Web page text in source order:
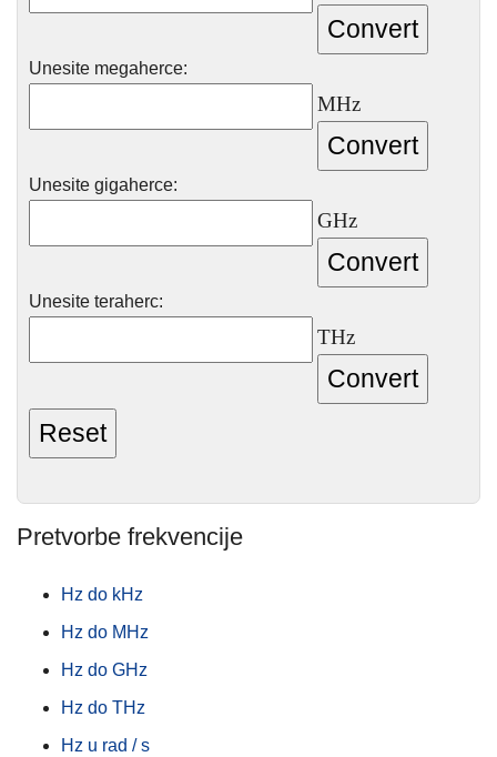
Unesite megaherce:
MHz
Unesite gigaherce:
GHz
Unesite teraherc:
THz
Pretvorbe frekvencije
Hz do kHz
Hz do MHz
Hz do GHz
Hz do THz
Hz u rad / s